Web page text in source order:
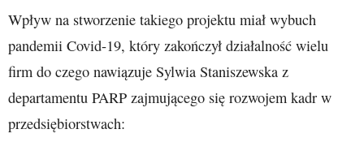
Wpływ na stworzenie takiego projektu miał wybuch
pandemii Covid-19, który zakończył działalność wielu
firm do czego nawiązuje Sylwia Staniszewska z
departamentu PARP zajmującego się rozwojem kadr w
przedsiębiorstwach: